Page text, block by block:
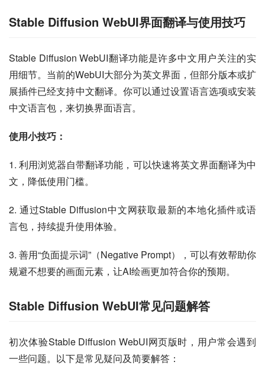
Stable Diffusion WebUI界面翻译与使用技巧
Stable Diffusion WebUI翻译功能是许多中文用户关注的实
用细节。当前的WebUI大部分为英文界面，但部分版本或扩
展插件已经支持中文翻译。你可以通过设置语言选项或安装
中文语言包，来切换界面语言。
使用小技巧：
1. 利用浏览器自带翻译功能，可以快速将英文界面翻译为中
文，降低使用门槛。
2. 通过Stable Diffusion中文网获取最新的本地化插件或语
言包，持续提升使用体验。
3. 善用“负面提示词”（Negative Prompt），可以有效帮助你
规避不想要的画面元素，让AI绘画更加符合你的预期。
Stable Diffusion WebUI常见问题解答
初次体验Stable Diffusion WebUI网页版时，用户常会遇到
一些问题。以下是常见疑问及简要解答：